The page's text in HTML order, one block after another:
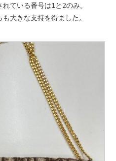
ている番号は1と2のみ。
大きな支持を得ました。